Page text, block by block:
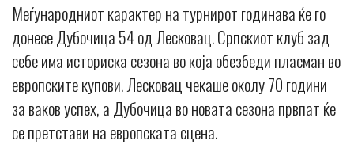
Меѓународниот карактер на турнирот годинава ќе го
донесе Дубочица 54 од Лесковац. Српскиот клуб зад
себе има историска сезона во која обезбеди пласман во
европските купови. Лесковац чекаше околу 70 години
за ваков успех, а Дубочица во новата сезона првпат ќе
се претстави на европската сцена.